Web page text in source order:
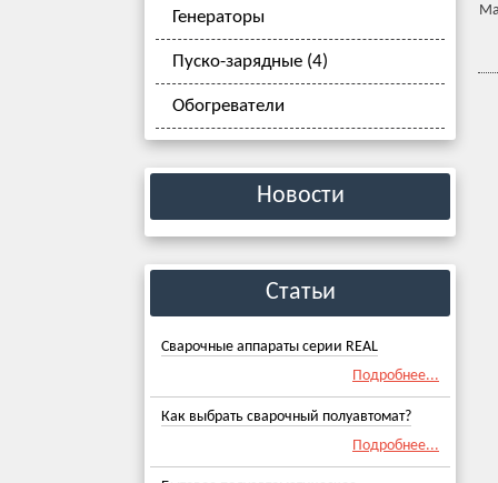
Генераторы
Пуско-зарядные (4)
Обогреватели
Новости
Статьи
Сварочные аппараты серии REAL
Подробнее...
Как выбрать сварочный полуавтомат?
Подробнее...